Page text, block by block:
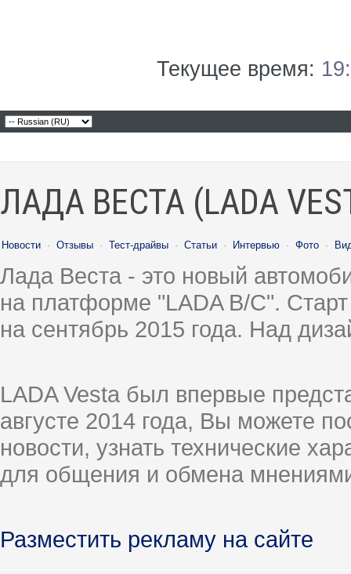
Текущее время:
ЛАДА ВЕСТА (LADA
Новости · Отзывы · Тест-драйвы · Статьи · Интервью · Фото ·
Лада Веста - это новый
на платформе "LADA B/C".
на сентябрь 2015 года. Над
LADA Vesta был впервые
августе 2014 года, Вы можете
новости, узнать технические
для общения и обмена
Разместить рекламу на сайте